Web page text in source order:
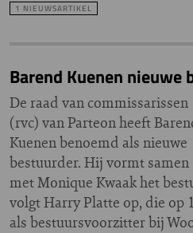
1 NIEUWSARTIKEL
Barend Kuenen nieuwe
De raad van commissarissen
(rvc) van Parteon heeft
Kuenen benoemd als nieuwe
bestuurder. Hij vormt samen
met Monique Kwaak het
volgt Harry Platte op, die op
als bestuursvoorzitter bij